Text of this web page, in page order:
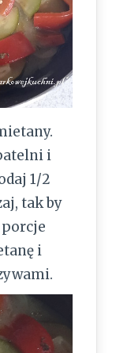
i
1/2
tak by
i